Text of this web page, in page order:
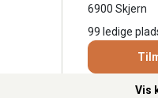
6900 Skjern
99 ledige
Vis